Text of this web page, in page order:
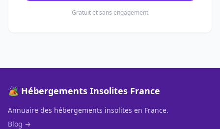
Gratuit et sans engagement
🏕️ Hébergements Insolites France
Annuaire des hébergements insolites en France.
Blog →